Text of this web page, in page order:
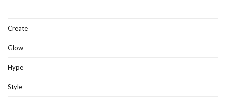
Create
Glow
Hype
Style